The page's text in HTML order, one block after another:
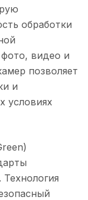
обработки
видео и
позволяет
и
условиях